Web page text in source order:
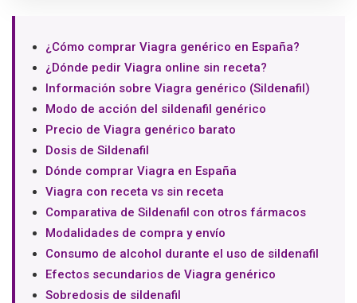
¿Cómo comprar Viagra genérico en España?
¿Dónde pedir Viagra online sin receta?
Información sobre Viagra genérico (Sildenafil)
Modo de acción del sildenafil genérico
Precio de Viagra genérico barato
Dosis de Sildenafil
Dónde comprar Viagra en España
Viagra con receta vs sin receta
Comparativa de Sildenafil con otros fármacos
Modalidades de compra y envío
Consumo de alcohol durante el uso de sildenafil
Efectos secundarios de Viagra genérico
Sobredosis de sildenafil